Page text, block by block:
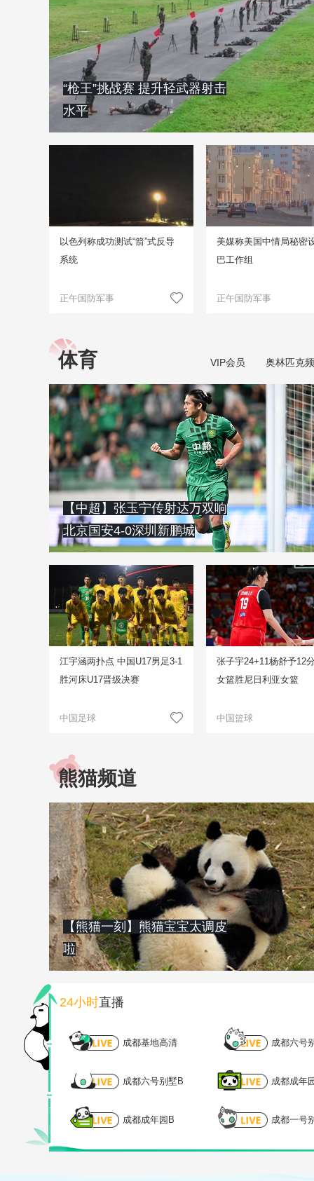
“枪王”挑战赛 提升轻武器射击
水平
以色列称成功测试“箭”式反导
系统
正午国防军事
美媒称美国中情局秘密
巴工作组
正午国防军事
体育 VIP会员 奥林匹克
【中超】张玉宁传射达万双响
北京国安4-0深圳新鹏城
江宇涵两扑点 中国U17男足3-1
胜河床U17晋级决赛
中国足球
张子宇24+11杨舒予12
女篮胜尼日利亚女篮
中国篮球
熊猫频道
【熊猫一刻】熊猫宝宝太调皮
啦
24小时直播
成都基地高清 成都六号
成都六号别墅B 成都成年
成都成年园B 成都一号